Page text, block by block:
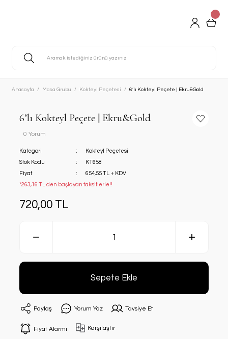
Anasayfa Masa Grubu Kokteyl Peçetesi 6’lı Kokteyl Peçete | Ekru&Gold
6’lı Kokteyl Peçete | Ekru&Gold
0 Yorum
Kategori
Kokteyl Peçetesi
Stok Kodu
KT658
Fiyat
654,55 TL + KDV
*263,16 TL den başlayan taksitlerle!!
720,00 TL
Sepete Ekle
Paylaş Yorum Yaz Tavsiye Et
Fiyat Alarmı Karşılaştır